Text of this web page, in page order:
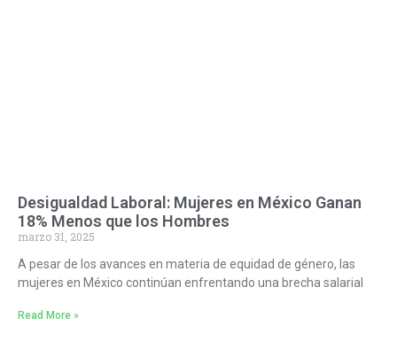
Desigualdad Laboral: Mujeres en México Ganan
18% Menos que los Hombres
marzo 31, 2025
A pesar de los avances en materia de equidad de género, las
mujeres en México continúan enfrentando una brecha salarial
Read More »